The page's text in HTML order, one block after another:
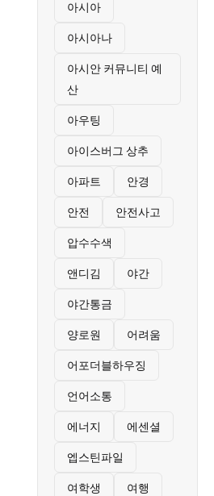
아시아
아시아나
아시안 커뮤니티 예
산
아우팅
아이스버그 상추
아파트 안경
안전 안전사고
압수수색
앤디김 야간
야간통금
양로원 어려움
어포더블하우징
언어소통
에너지 에센셜
엡스틴파일
여학생 여행